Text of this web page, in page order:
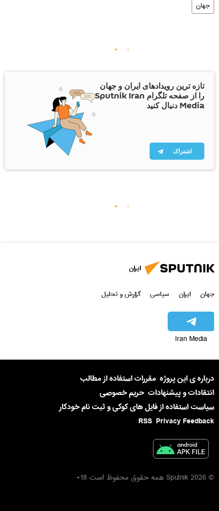
جهان
تازه ترین رویدادهای ایران و جهان
را از صفحه تلگرام Sputnik Iran
Media دنبال کنید
اشتراک
ایران
جهان ایران سیاسی گزارش و تحلیل
Iran Media
درباره ی این پروژه مقررات استفاده از مطالب
انتقادات و پیشنهادات حریم خصوصی
سیاست استفاده از فایل های کوکی و ثبت نام خودکار
Privacy Feedback
RSS
© 2026 Sputnik همه حقوق محفوظ است 18+